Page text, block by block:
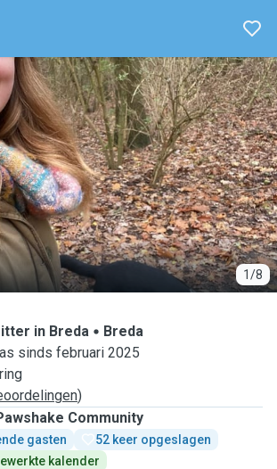
1/8
in Breda
Breda
sinds februari 2025
)
Community
gasten
52 keer opgeslagen
kalender